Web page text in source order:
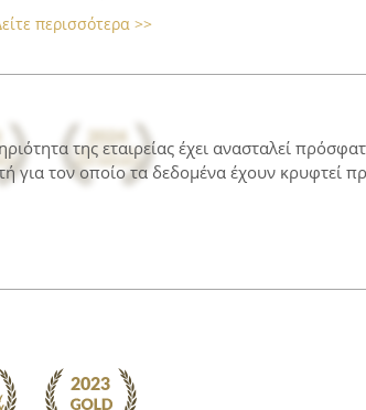
περισσότερα >>
της εταιρείας έχει ανασταλεί
για τον οποίο τα δεδομένα έχουν κρυφτεί